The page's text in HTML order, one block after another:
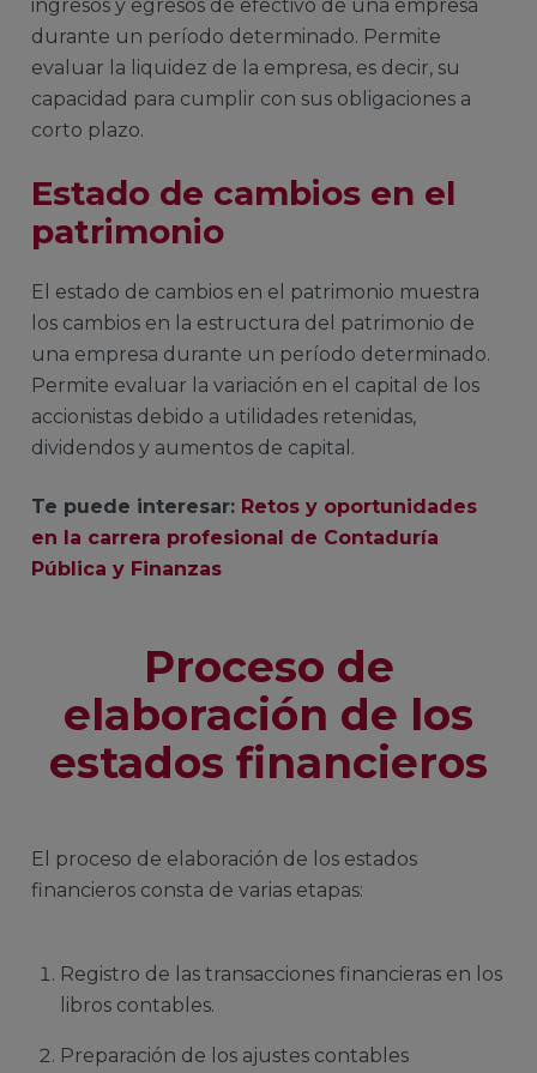
ingresos y egresos de efectivo de una empresa
durante un período determinado. Permite
evaluar la liquidez de la empresa, es decir, su
capacidad para cumplir con sus obligaciones a
corto plazo.
Estado de cambios en el
patrimonio
El estado de cambios en el patrimonio muestra
los cambios en la estructura del patrimonio de
una empresa durante un período determinado.
Permite evaluar la variación en el capital de los
accionistas debido a utilidades retenidas,
dividendos y aumentos de capital.
Te puede interesar: Retos y oportunidades
en la carrera profesional de Contaduría
Pública y Finanzas
Proceso de
elaboración de los
estados financieros
El proceso de elaboración de los estados
financieros consta de varias etapas:
Registro de las transacciones financieras en los
libros contables.
Preparación de los ajustes contables